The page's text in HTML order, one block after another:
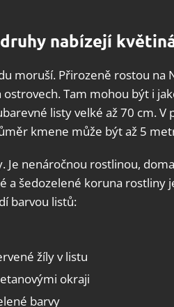
nabízejí
moruší. Přirozeně rostou na
ostrovech. Tam mohou být i
listy velké až 70 cm. V
kmene může být až 5
Je nenáročnou rostlinou,
a šedozelené koruna rostliny
barvou listů:
žíly v listu
okraji
barvy